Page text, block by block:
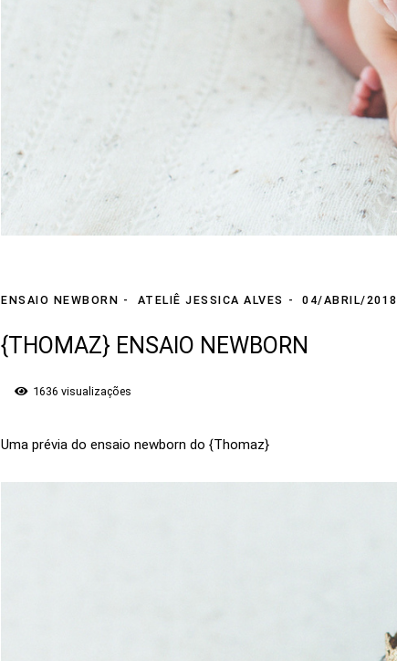
ENSAIO NEWBORN ATELIÊ JESSICA ALVES 04/ABRIL/2018
{THOMAZ} ENSAIO NEWBORN
1636 visualizações
Uma prévia do ensaio newborn do {Thomaz}